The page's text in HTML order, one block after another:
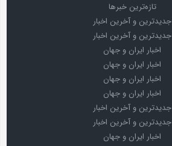
تازه‌ترین خبرها
جدیدترین و آخرین اخبار
جدیدترین و آخرین اخبار
اخبار ایران و جهان
اخبار ایران و جهان
اخبار ایران و جهان
اخبار ایران و جهان
جدیدترین و آخرین اخبار
جدیدترین و آخرین اخبار
اخبار ایران و جهان